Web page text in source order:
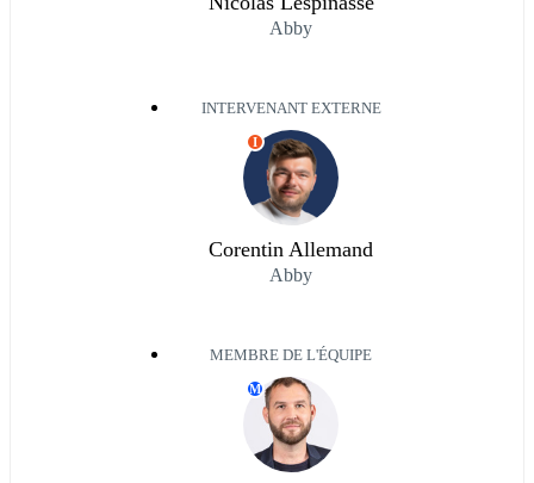
Abby
INTERVENANT EXTERNE
I
Corentin Allemand
Abby
MEMBRE DE L'ÉQUIPE
M